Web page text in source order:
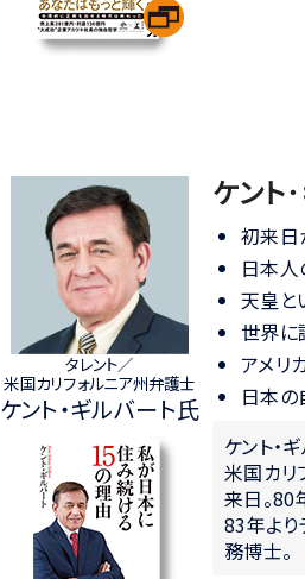
タレント／
米国カリフォルニア州弁護士
ケント・ギルバート氏
ケント
初来日
日本人
天皇と
世界に
アメリ
日本の
ケント・
米国カリ
来日。80
83年より
務博士。